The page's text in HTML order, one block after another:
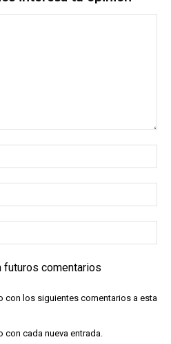
futuros comentarios
con los siguientes comentarios a esta
cada nueva entrada.